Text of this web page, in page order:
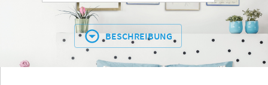
BESCHREIBUNG